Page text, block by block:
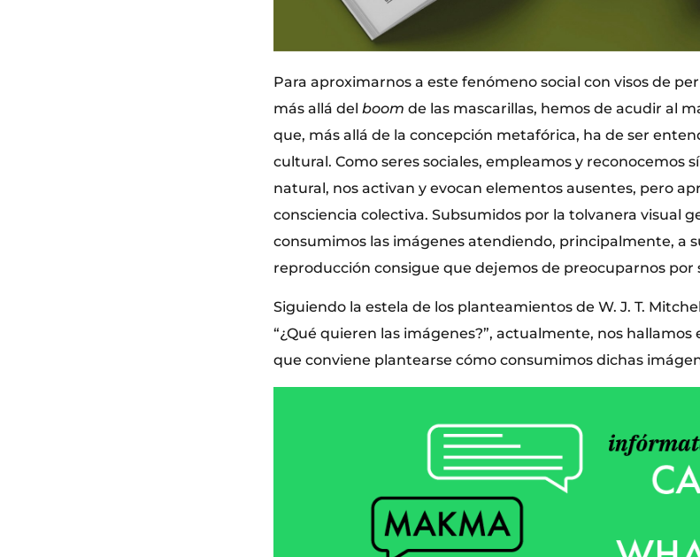
Para aproximarnos a este fenómeno social con visos de
más allá del boom de las mascarillas, hemos de acudir al
que, más allá de la concepción metafórica, ha de ser
cultural. Como seres sociales, empleamos y reconocemos
natural, nos activan y evocan elementos ausentes, pero
consciencia colectiva. Subsumidos por la tolvanera visual
consumimos las imágenes atendiendo, principalmente, a
reproducción consigue que dejemos de preocuparnos por
Siguiendo la estela de los planteamientos de W. J. T.
“¿Qué quieren las imágenes?”, actualmente, nos
que conviene plantearse cómo consumimos dichas